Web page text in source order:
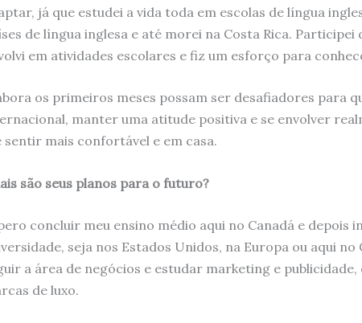
já que estudei a vida toda em escolas de língua
de língua inglesa e até morei na Costa Rica. Participei
em atividades escolares e fiz um esforço para
os primeiros meses possam ser desafiadores para
manter uma atitude positiva e se envolver
sentir mais confortável e em casa.
são seus planos para o futuro?
concluir meu ensino médio aqui no Canadá e depois
seja nos Estados Unidos, na Europa ou aqui no
a área de negócios e estudar marketing e
de luxo.